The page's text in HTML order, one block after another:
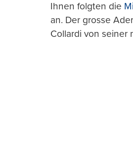
Ihnen folgten die
an. Der grosse
Collardi von seiner